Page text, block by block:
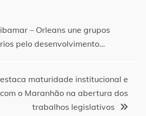
– Orleans une grupos
pelo desenvolvimento…
maturidade institucional e
o Maranhão na abertura dos
trabalhos legislativos